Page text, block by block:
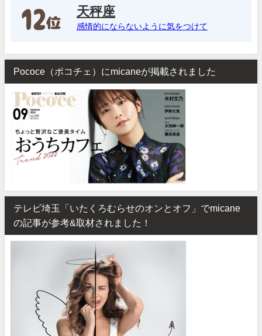
天秤座
感情的にならないように気をつけて
Pococe（ポコチェ）にmicaneが掲載されました
テレビ埼玉「いたくろむらせのオンとオフ」でmicane
の記事が参考&取材されました！